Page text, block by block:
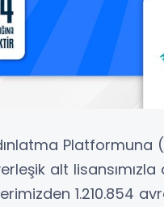
Platformuna
alt
1.210.854